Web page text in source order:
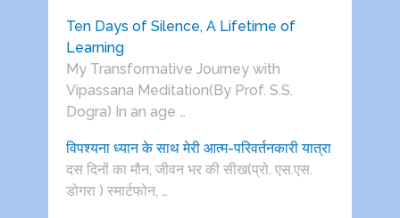
Ten Days of Silence, A Lifetime of
Learning
My Transformative Journey with
Vipassana Meditation(By Prof. S.S.
Dogra) In an age …
विपश्यना ध्यान के साथ मेरी आत्म-परिवर्तनकारी यात्रा
दस दिनों का मौन, जीवन भर की सीख(प्रो. एस.एस.
डोगरा ) स्मार्टफोन, …